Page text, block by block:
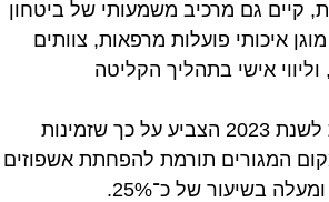
קיים גם מרכיב משמעותי של ביטחון
איכותי פועלות מרפאות, צוותים
רפואיים זמינים 24/7, וליווי אישי בתהליך הקליטה
דו"ח משרד הבריאות לשנת 2023 הצביע על כך שזמינות
המגורים תורמת להפחתת אשפוזים